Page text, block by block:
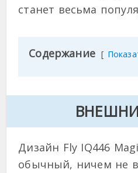
станет весьма
Содержание
Дизайн Fly IQ446
обычный, ничем не